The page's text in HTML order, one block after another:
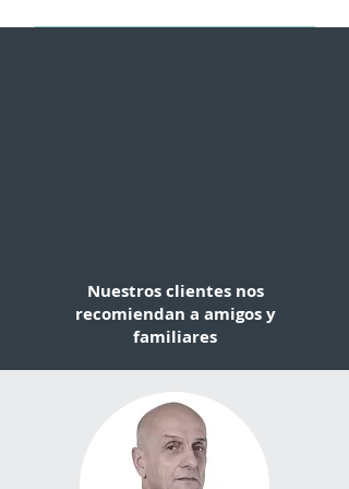
Siempre vamos más allá. Aplicamos
Nuestros clientes nos
recomiendan a amigos y
familiares